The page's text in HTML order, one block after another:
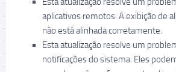
aplicativos remotos. A exibição de
não está alinhada corretamente.
Esta atualização resolve um
notificações do sistema. Eles